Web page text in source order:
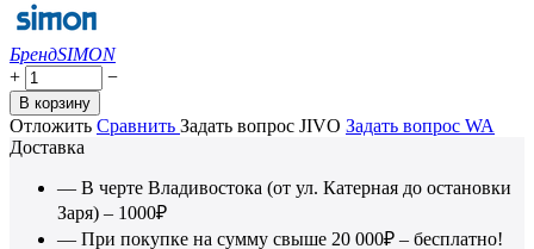
БрендSIMON
+
−
В корзину
Отложить Сравнить Задать вопрос JIVO Задать вопрос WA
Доставка
— В черте Владивостока (от ул. Катерная до остановки
Заря) – 1000₽
— При покупке на сумму свыше 20 000₽ – бесплатно!